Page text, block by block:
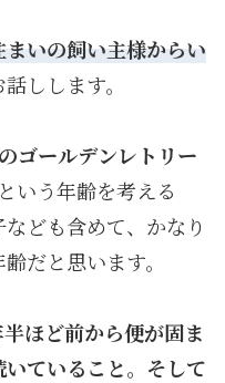
いの飼い主様からい
しします。
ゴールデンレトリー
いう年齢を考える
ども含めて、かなり
だと思います。
ほど前から便が固ま
ていること。そして